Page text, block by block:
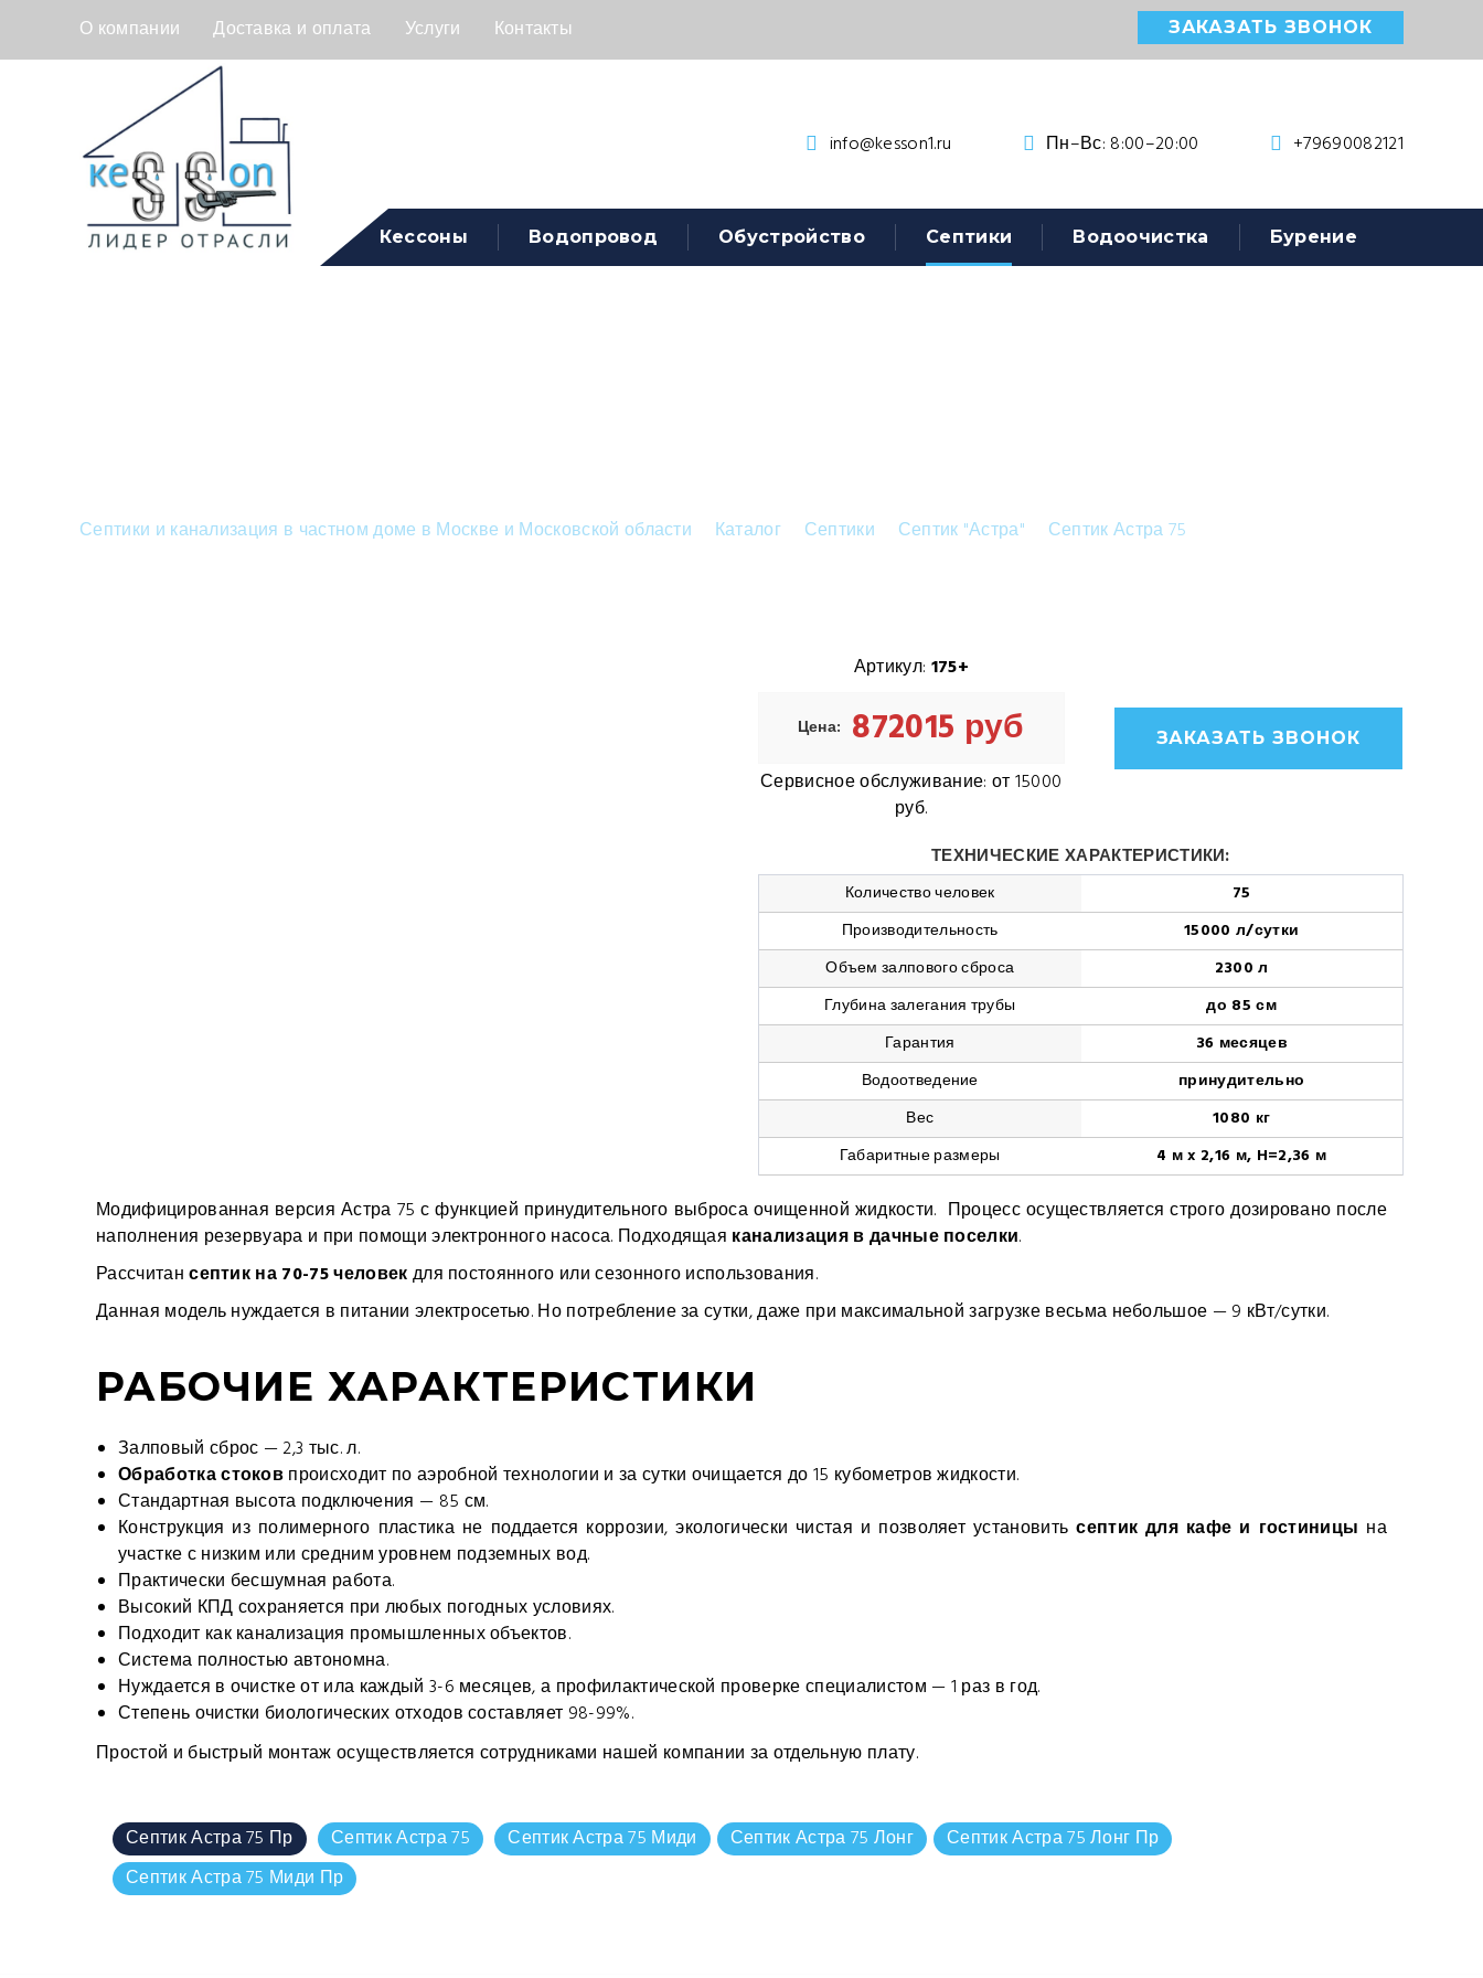
О компании Доставка и оплата Услуги Контакты ЗАКАЗАТЬ ЗВОНОК
info@kesson1.ru Пн–Вс: 8:00–20:00 +79690082121
Кессоны Водопровод Обустройство Септики Водоочистка Бурение
Септики и канализация в частном доме в Москве и Московской области Каталог Септики Септик "Астра" Септик Астра 75
Артикул: 175+
Цена: 872015 руб
Сервисное обслуживание: от 15000
руб.
ЗАКАЗАТЬ ЗВОНОК
ТЕХНИЧЕСКИЕ ХАРАКТЕРИСТИКИ:
Количество человек
75
Производительность
15000 л/сутки
Объем залпового сброса
2300 л
Глубина залегания трубы
до 85 см
Гарантия
36 месяцев
Водоотведение
принудительно
Вес
1080 кг
Габаритные размеры
4 м x 2,16 м, H=2,36 м
Модифицированная версия Астра 75 с функцией принудительного выброса очищенной жидкости. Процесс осуществляется строго дозировано после
наполнения резервуара и при помощи электронного насоса. Подходящая канализация в дачные поселки.
Рассчитансептик на 70-75 человекдля постоянного или сезонного использования.
Данная модель нуждается в питании электросетью. Но потребление за сутки, даже при максимальной загрузке весьма небольшое — 9 кВт/сутки.
РАБОЧИЕ ХАРАКТЕРИСТИКИ
Залповый сброс — 2,3 тыс. л.
Обработка стоковпроисходит по аэробной технологии и за сутки очищается до 15 кубометров жидкости.
Стандартная высота подключения — 85 см.
Конструкция из полимерного пластика не поддается коррозии, экологически чистая и позволяет установитьсептик для кафе и гостиницы на
участке с низким или средним уровнем подземных вод.
Практически бесшумная работа.
Высокий КПД сохраняется при любых погодных условиях.
Подходит как канализация промышленных объектов.
Система полностью автономна.
Нуждается в очистке от ила каждый 3-6 месяцев, а профилактической проверке специалистом — 1 раз в год.
Степень очистки биологических отходов составляет 98-99%.
Простой и быстрый монтаж осуществляется сотрудниками нашей компании за отдельную плату.
Септик Астра 75 Пр Септик Астра 75 Септик Астра 75 Миди Септик Астра 75 Лонг
Септик Астра 75 Лонг Пр
Септик Астра 75 Миди Пр